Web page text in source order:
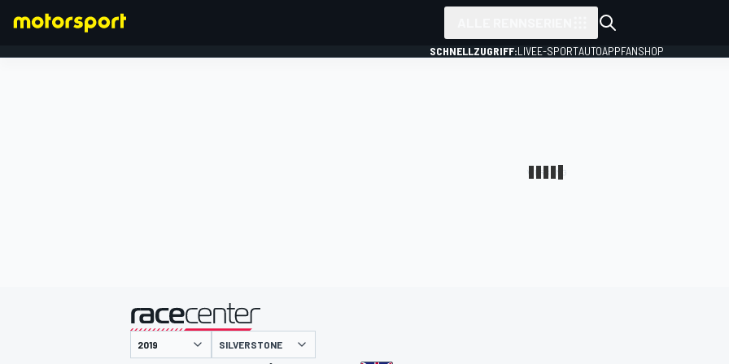
SCHNELLZUGRIFF:LIVEE-SPORTAUTOAPPFANSHOP
SILVERSTONE